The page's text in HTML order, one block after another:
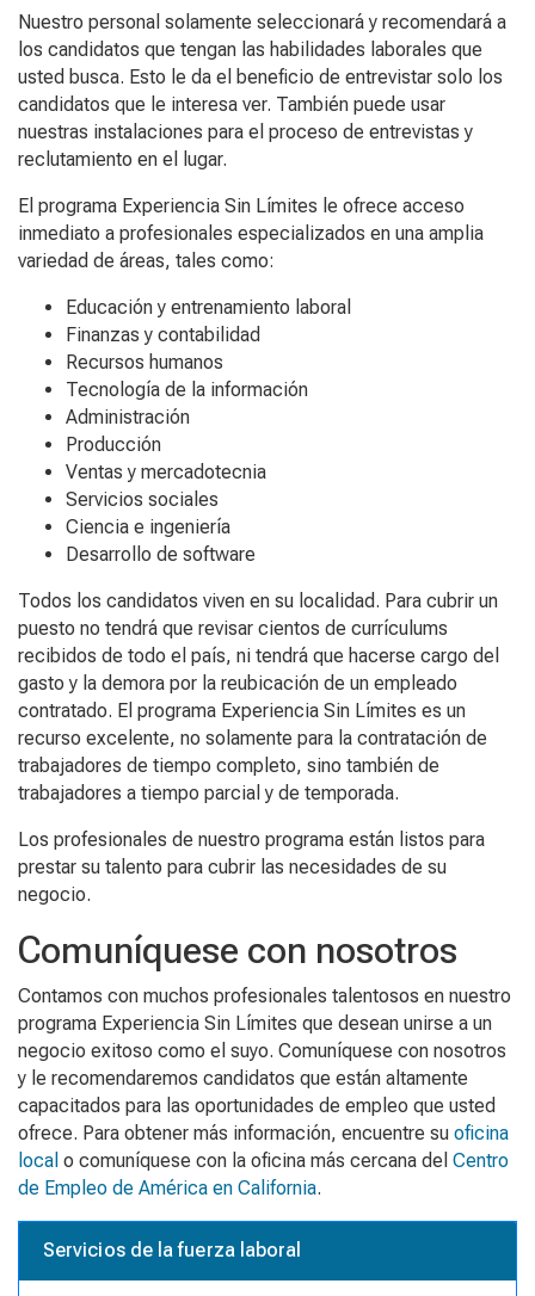
Nuestro personal solamente seleccionará y recomendará a
los candidatos que tengan las habilidades laborales que
usted busca. Esto le da el beneficio de entrevistar solo los
candidatos que le interesa ver. También puede usar
nuestras instalaciones para el proceso de entrevistas y
reclutamiento en el lugar.
El programa Experiencia Sin Límites le ofrece acceso
inmediato a profesionales especializados en una amplia
variedad de áreas, tales como:
Educación y entrenamiento laboral
Finanzas y contabilidad
Recursos humanos
Tecnología de la información
Administración
Producción
Ventas y mercadotecnia
Servicios sociales
Ciencia e ingeniería
Desarrollo de software
Todos los candidatos viven en su localidad. Para cubrir un
puesto no tendrá que revisar cientos de currículums
recibidos de todo el país, ni tendrá que hacerse cargo del
gasto y la demora por la reubicación de un empleado
contratado. El programa Experiencia Sin Límites es un
recurso excelente, no solamente para la contratación de
trabajadores de tiempo completo, sino también de
trabajadores a tiempo parcial y de temporada.
Los profesionales de nuestro programa están listos para
prestar su talento para cubrir las necesidades de su
negocio.
Comuníquese con nosotros
Contamos con muchos profesionales talentosos en nuestro
programa Experiencia Sin Límites que desean unirse a un
negocio exitoso como el suyo. Comuníquese con nosotros
y le recomendaremos candidatos que están altamente
capacitados para las oportunidades de empleo que usted
ofrece. Para obtener más información, encuentre su oficina
local o comuníquese con la oficina más cercana del Centro
de Empleo de América en California.
Servicios de la fuerza laboral